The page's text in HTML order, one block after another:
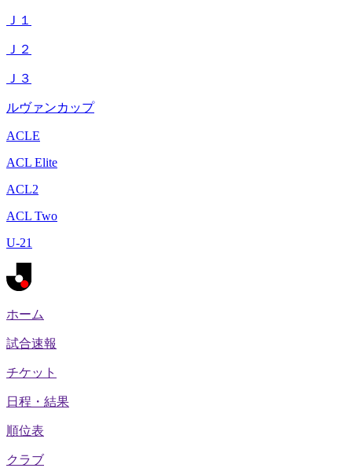
Ｊ１
Ｊ２
Ｊ３
ルヴァンカップ
ACLE
ACL Elite
ACL2
ACL Two
U-21
ホーム
試合速報
チケット
日程・結果
順位表
クラブ